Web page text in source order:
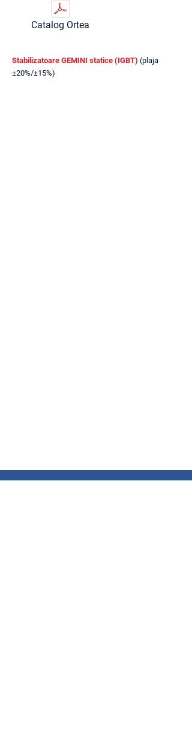
Catalog Ortea
Stabilizatoare GEMINI statice (IGBT) (plaja
±20%/±15%)